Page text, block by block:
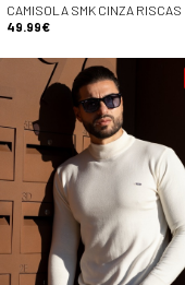
CAMISOLA SMK CINZA RISCAS
49.99€